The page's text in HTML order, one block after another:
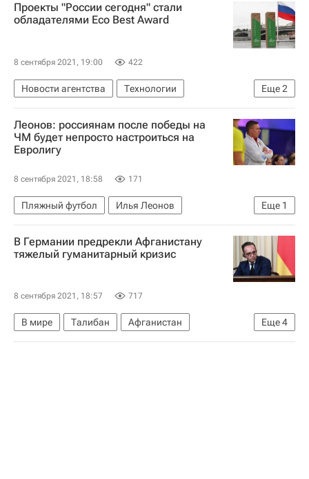
Проекты "России сегодня" стали
обладателями Eco Best Award
8 сентября 2021, 19:00 422
Еще2
Новости агентства
Технологии
РИА Новости
МИА "Россия сегодня"
Леонов: россиянам после победы на
ЧМ будет непросто настроиться на
Евролигу
8 сентября 2021, 18:58 171
Еще 1
Пляжный футбол
Илья Леонов
Чемпионат мира по пляжному футболу
В Германии предрекли Афганистану
тяжелый гуманитарный кризис
8 сентября 2021, 18:57 717
Еще4
В мире Талибан
Афганистан
Германия
МИД Германии
Хайко Маас